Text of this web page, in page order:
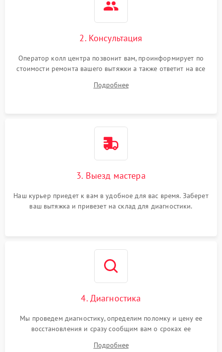
2. Консультация
Оператор колл центра позвонит вам, проинформирует по
стоимости ремонта вашего вытяжки а также ответит на все
Подробнее
3. Выезд мастера
Наш курьер приедет к вам в удобное для вас время. Заберет
ваш вытяжка и привезет на склад для диагностики.
4. Диагностика
Мы проведем диагностику, определим поломку и цену ее
восстановления и сразу сообщим вам о сроках ее
Подробнее